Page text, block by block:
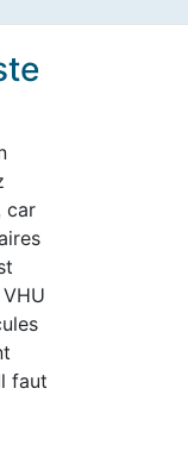
car
faut